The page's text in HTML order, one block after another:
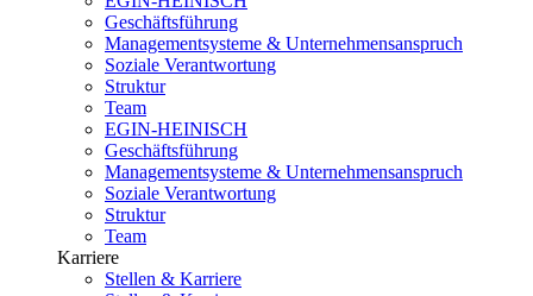
Geschäftsführung
Managementsysteme & Unternehmensanspruch
Soziale Verantwortung
Struktur
Team
EGIN-HEINISCH
Geschäftsführung
Managementsysteme & Unternehmensanspruch
Soziale Verantwortung
Struktur
Team
Karriere
Stellen & Karriere